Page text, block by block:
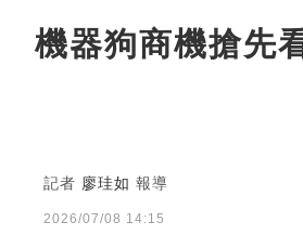
機器狗商機搶先
記者 廖珪如 報導
2026/07/08 14:15